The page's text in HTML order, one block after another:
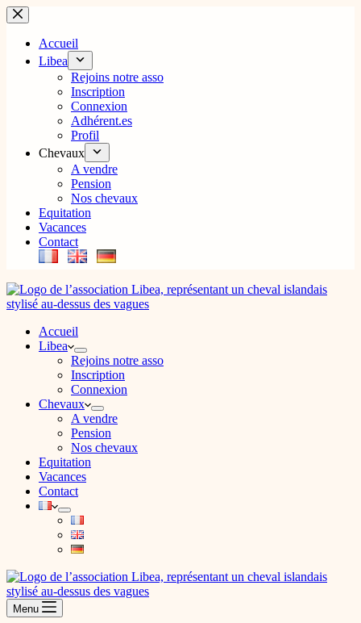
Passer
au
contenuAccueil
Libea
Rejoins notre asso
Inscription
Connexion
Adhérent.es
Profil
Chevaux
A vendre
Pension
Nos chevaux
Equitation
Vacances
Contact
Accueil
Libea
Rejoins notre asso
Inscription
Connexion
Chevaux
A vendre
Pension
Nos chevaux
Equitation
Vacances
Contact
Menu